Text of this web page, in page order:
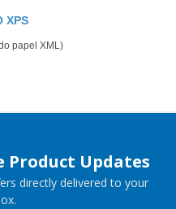
XPS
papel XML)
Product Updates
directly delivered to your